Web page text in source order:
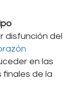
disfunción del
en las
finales de la